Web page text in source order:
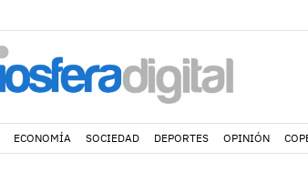
ECONOMÍA SOCIEDAD DEPORTES OPINIÓN